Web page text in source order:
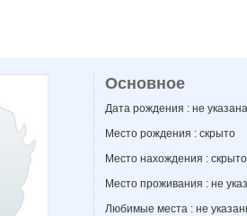
Основное
Дата рождения : не указана
Место рождения : скрыто
Место нахождения : скрыто
Место проживания : не
Любимые места : не